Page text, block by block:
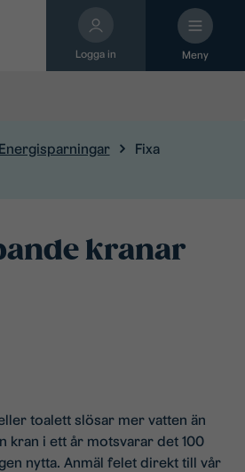
Logga in Meny
Energisparningar
Fixa
kranar
toalett slösar mer vatten än
kran i ett år motsvarar det 100
nytta. Anmäl felet direkt till vår